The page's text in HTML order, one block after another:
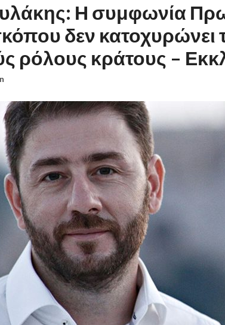
Η συμφωνία
δεν κατοχυρώνει
ρόλους κράτους –